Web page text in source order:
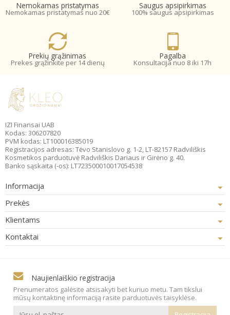
Nemokamas pristatymas
Nemokamas pristatymas nuo 20€
Saugus apsipirkimas
100% saugus apsipirkimas
Prekių grąžinimas
Prekes grąžinkite per 14 dienų
Pagalba
Konsultacija nuo 8 iki 17h
IZI Finansai UAB
Kodas: 306207820
PVM kodas: LT100016385019
Registracijos adresas: Tėvo Stanislovo g. 1-2, LT-82157 Radviliškis
Kosmetikos parduotuvė Radviliškis Dariaus ir Girėno g. 40.
Banko sąskaita (-os): LT723500010017054538
Informacija
Prekės
Klientams
Kontaktai
Naujienlaiškio registracija
Prenumeratos galėsite atsisakyti bet kuriuo metu. Tam tikslui
mūsų kontaktinę informaciją rasite parduotuvės taisyklėse.